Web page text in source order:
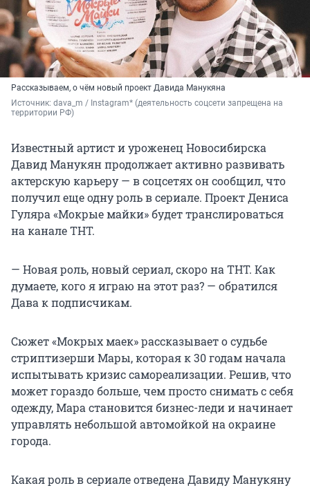
Рассказываем, о чём новый проект Давида Манукяна
Источник: dava_m / Instagram* (деятельность соцсети запрещена на
территории РФ)
Известный артист и уроженец Новосибирска
Давид Манукян продолжает активно развивать
актерскую карьеру — в соцсетях он сообщил, что
получил еще одну роль в сериале. Проект Дениса
Гуляра «Мокрые майки» будет транслироваться
на канале ТНТ.
— Новая роль, новый сериал, скоро на ТНТ. Как
думаете, кого я играю на этот раз? — обратился
Дава к подписчикам.
Сюжет «Мокрых маек» рассказывает о судьбе
стриптизерши Мары, которая к 30 годам начала
испытывать кризис самореализации. Решив, что
может гораздо больше, чем просто снимать с себя
одежду, Мара становится бизнес-леди и начинает
управлять небольшой автомойкой на окраине
города.
Какая роль в сериале отведена Давиду Манукяну